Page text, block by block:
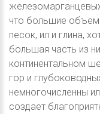
что большие
песок, ил и глина,
большая часть из
континентальном
гор и
немногочисленны
создает